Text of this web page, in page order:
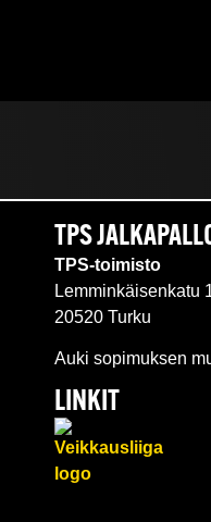
TPS
TPS-toimisto
Lemminkäisenkatu
20520 Turku
Auki sopimuksen
LINKIT